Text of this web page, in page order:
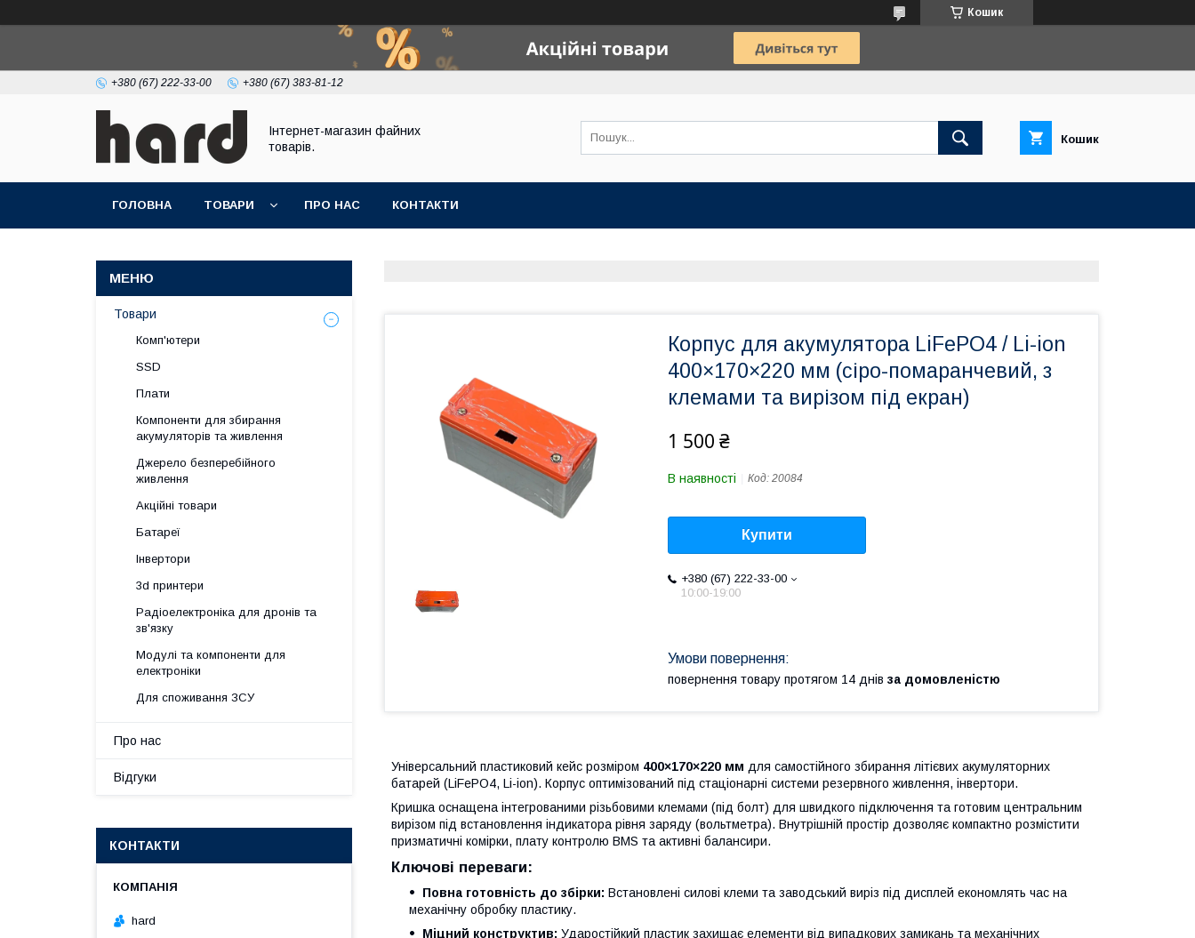
Кошик
+380 (67) 222-33-00 +380 (67) 383-81-12
Інтернет-магазин файних
товарів.
Кошик
ГОЛОВНА ТОВАРИ ПРО НАС КОНТАКТИ
Корпус для акумулятора LiFePO4 / Li-ion
400×170×220 мм (сіро-помаранчевий, з
клемами та вирізом під екран)
1 500 ₴
В наявності Код: 20084
Купити
+380 (67) 222-33-00
10:00-19:00
повернення товару протягом 14 днів за домовленістю
Універсальний пластиковий кейс розміром 400×170×220 мм для самостійного збирання літієвих акумуляторних
батарей (LiFePO4, Li-ion). Корпус оптимізований під стаціонарні системи резервного живлення, інвертори.
Кришка оснащена інтегрованими різьбовими клемами (під болт) для швидкого підключення та готовим центральним
вирізом під встановлення індикатора рівня заряду (вольтметра). Внутрішній простір дозволяє компактно розмістити
призматичні комірки, плату контролю BMS та активні балансири.
Ключові переваги:
Повна готовність до збірки: Встановлені силові клеми та заводський виріз під дисплей економлять час на
механічну обробку пластику.
Міцний конструктив: Ударостійкий пластик захищає елементи від випадкових замикань та механічних
Товари
Комп'ютери
SSD
Плати
Компоненти для збирання
акумуляторів та живлення
Джерело безперебійного
живлення
Акційні товари
Батареї
Інвертори
3d принтери
Радіоелектроніка для дронів та
зв'язку
Модулі та компоненти для
електроніки
Для споживання ЗСУ
Про нас
Відгуки
КОНТАКТИ
hard